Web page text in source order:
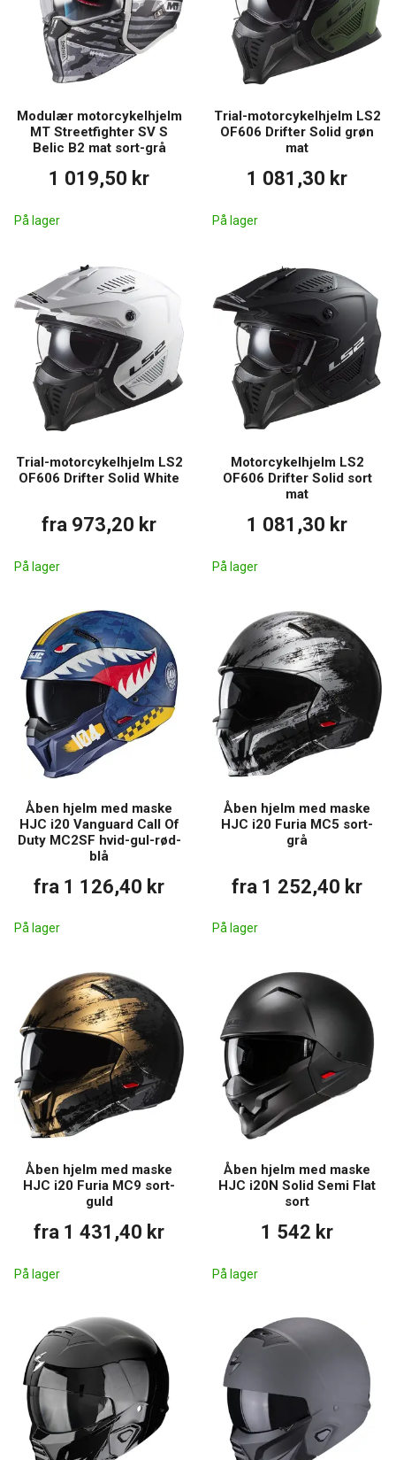
Modulær motorcykelhjelm
MT Streetfighter SV S
Belic B2 mat sort-grå
1 019,50 kr
På lager
Trial-motorcykelhjelm LS2
OF606 Drifter Solid grøn
mat
1 081,30 kr
På lager
Trial-motorcykelhjelm LS2
OF606 Drifter Solid White
fra 973,20 kr
På lager
Motorcykelhjelm LS2
OF606 Drifter Solid sort
mat
1 081,30 kr
På lager
Åben hjelm med maske
HJC i20 Vanguard Call Of
Duty MC2SF hvid-gul-rød-
blå
fra 1 126,40 kr
På lager
Åben hjelm med maske
HJC i20 Furia MC5 sort-
grå
fra 1 252,40 kr
På lager
Åben hjelm med maske
HJC i20 Furia MC9 sort-
guld
fra 1 431,40 kr
På lager
Åben hjelm med maske
HJC i20N Solid Semi Flat
sort
1 542 kr
På lager